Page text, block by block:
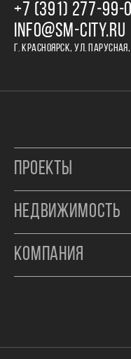
+7 (391)
INFO@SM-CITY.RU
Г. КРАСНОЯРСК, УЛ.
ПРОЕКТЫ
НЕДВИЖИМОСТЬ
КОМПАНИЯ